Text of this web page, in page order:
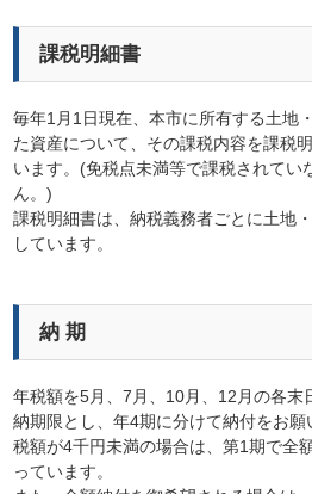
課税明細書
毎年1月1日現在、本市に所有する土地
た資産について、その課税内容を課税
います。(免税点未満等で課税されてい
ん。)
課税明細書は、納税義務者ごとに土地
しています。
納 期
年税額を5月、7月、10月、12月の各末
納期限とし、年4期に分けて納付をお
税額が4千円未満の場合は、第1期で全
っています。